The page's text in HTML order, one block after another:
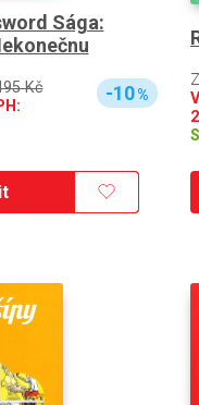
Sága:
Kč
-10%